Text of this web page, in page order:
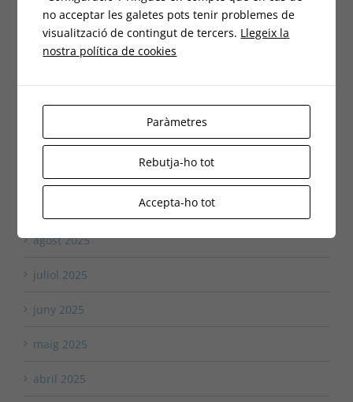
maig 2026
febrer 2026
gener 2026
agost 2025
juliol 2025
juny 2025
maig 2025
abril 2025
no acceptar les galetes pots tenir problemes de
visualització de contingut de tercers. Llegeix la
nostra política de cookies
Paràmetres
Rebutja-ho tot
Accepta-ho tot